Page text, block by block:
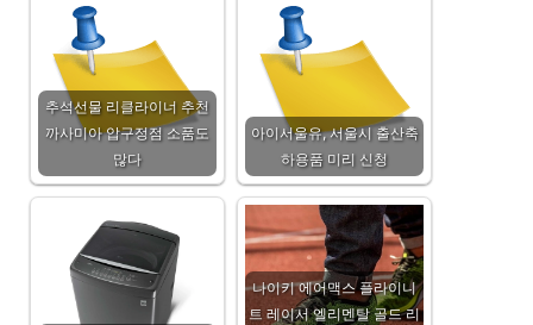
추석선물 리클라이너 추천
까사미아 압구정점 소품도
많다
아이서울유, 서울시 출산축
하용품 미리 신청
나이키 에어맥스 플라이니
트 레이서 엘리멘탈 골드 리